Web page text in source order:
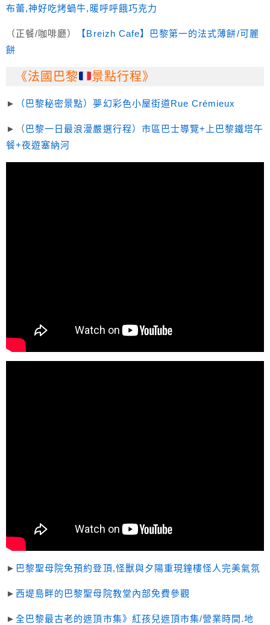
布蕾,神好吃烤蝸牛,暖呼呼餓巧克力
（正餐/咖啡廳） 【Breizh Cafe】巴黎第一的法式薄餅/可麗
餅
《法國巴黎 景點行程》
► （巴黎秘密景點）夢幻彩色小屋街道Rue Crémieux
►（ 巴黎一日最浪漫嚴選行程）市區巴士導覽+上巴黎鐵塔午
餐+夜遊塞納河
► 巴黎聖母院免預約登頂,怪獸與夕陽重現鐘樓怪人完美氣氛
►西堤島畔的巴黎聖母院教堂內部免費參觀
►全巴黎最古老的遮頂市集》紅孩兒遮頂市集/營業時間.地